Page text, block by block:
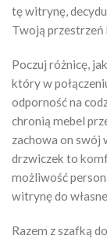
tę witrynę,
Twoją przestrzeń
Poczuj różnicę,
który w
odporność na
chronią mebel
zachowa on swój
drzwiczek to
możliwość
witrynę do
Razem z szafką